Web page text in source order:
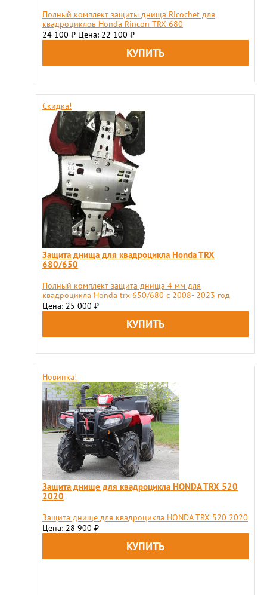
Полный комплект защиты днища Ricochet для
квадроциклов Honda Rincon TRX 680
24 100 ₽ Цена: 22 100 ₽
Скидка!
Защита днища для квадроцикла Honda TRX
680/650
Полный комплект защита днища 4 мм для
квадроцикла Honda trx 650/680 с 2008- 2023 год
Цена: 25 000 ₽
Новинка!
Защита днище для квадроцикла HONDA TRX 520
2020
Защита днище для квадроцикла HONDA TRX 520 2020
Цена: 28 900 ₽